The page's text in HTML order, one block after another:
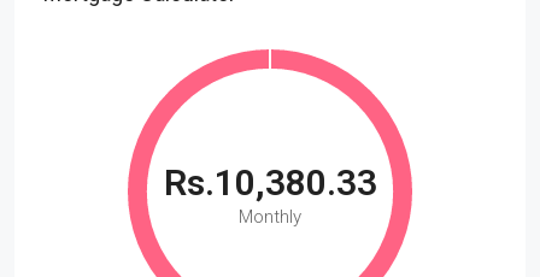
Rs.10,380.33
Monthly